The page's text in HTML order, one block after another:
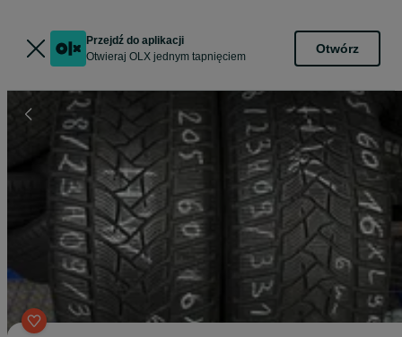
Przejdź do aplikacji
Otwieraj OLX jednym tapnięciem
Otwórz